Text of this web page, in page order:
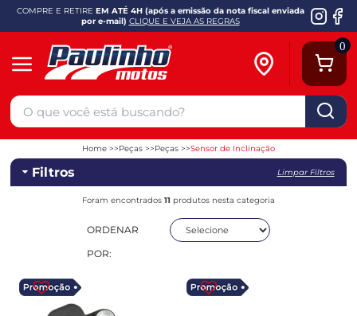
COMPRE E RETIRE EM ATÉ 4H (após a emissão da nota fiscal enviada
por e-mail) CLIQUE E VEJA AS REGRAS
0
Home Peças Peças Sensor de Inclinação
Filtros Limpar Filtros
Foram encontrados 11 produtos nesta categoria
ORDENAR
POR: